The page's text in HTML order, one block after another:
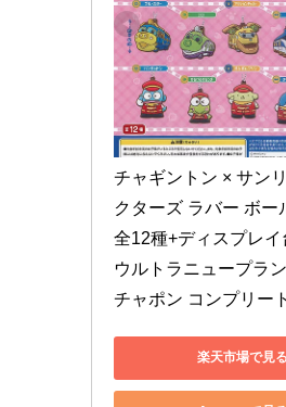
チャギントン × サン
クターズ ラバー ボー
全12種+ディスプレイ
ウルトラニュープラ
チャポン コンプリート
楽天市場で見る